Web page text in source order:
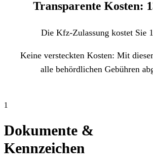
Transparente Kosten:
Die Kfz-Zulassung kostet Sie
Keine versteckten Kosten: Mit
alle behördlichen Gebühren
1
Dokumente &
Kennzeichen